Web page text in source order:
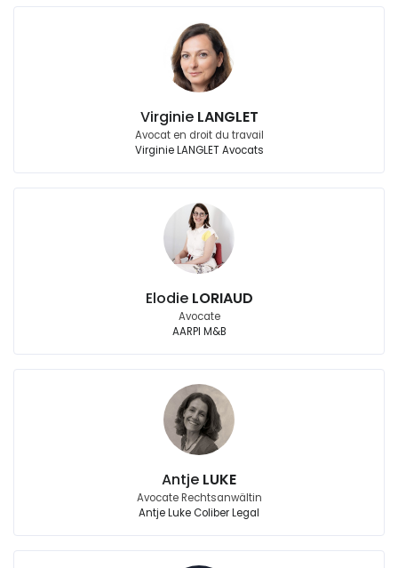
Virginie LANGLET
Avocat en droit du travail
Virginie LANGLET Avocats
Elodie LORIAUD
Avocate
AARPI M&B
Antje LUKE
Avocate Rechtsanwältin
Antje Luke Coliber Legal